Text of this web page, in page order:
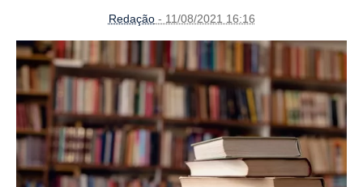
Redação- 11/08/2021 16:16